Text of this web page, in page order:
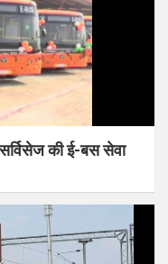
सर्विसेज की ई-बस सेवा